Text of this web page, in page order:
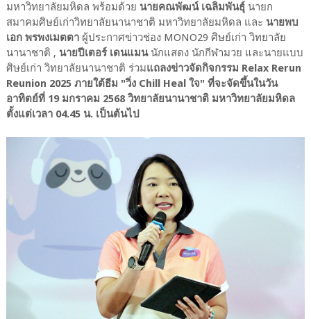
มหาวิทยาลัยมหิดล พร้อมด้วย นายคณพัฒน์ เฉลิมพันธุ์ นายก
สมาคมศิษย์เก่าวิทยาลัยนานาชาติ มหาวิทยาลัยมหิดล และ นายพบ
เอก พรพงเมตตาผู้ประกาศข่าวช่อง MONO29 ศิษย์เก่า วิทยาลัย
นานาชาติ , นายปีเตอร์ เดนแมนนักแสดง นักกีฬามวย และนายแบบ
ศิษย์เก่า วิทยาลัยนานาชาติ ร่วมแถลงข่าวจัดกิจกรรม Relax Rerun
Reunion 2025 ภายใต้ธีม "วิ่ง Chill Heal ใจ" ที่จะจัดขึ้นในวัน
อาทิตย์ที่ 19 มกราคม 2568 วิทยาลัยนานาชาติ มหาวิทยาลัยมหิดล
ตั้งแต่เวลา 04.45 น. เป็นต้นไป